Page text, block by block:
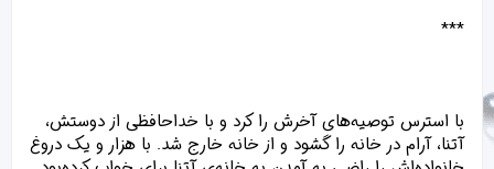
***
با استرس توصیه‌های آخرش را کرد و با خداحافظی از دوستش،
آتنا، آرام در خانه را گشود و از خانه خارج شد. با هزار و یک دروغ